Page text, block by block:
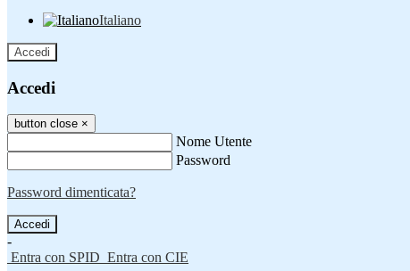
Italiano
Accedi
Accedi
button close ×
Nome Utente
Password
Password dimenticata?
-
Entra con SPID Entra con CIE